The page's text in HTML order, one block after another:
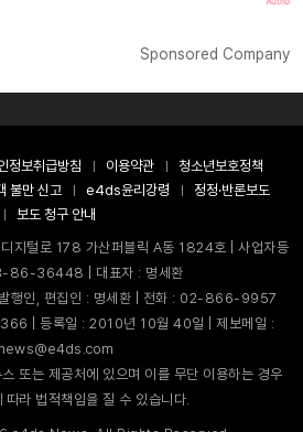
Sponsored Company
정보취급방침 이용약관
청소년보호정책
불만 신고 e4ds윤리강령
정정·반론보도
보도 청구 안내
지털로 178 가산퍼블릭 A동 1824호 | 사업자등
86-36448 | 대표자 : 명세환
발행인, 편집인 : 명세환 | 전화 : 02-866-9957
| 등록일 : 2010년 10월 40일 | 제보메일 :
news@e4ds.com
또는 제공처에 있으며 이를 무단 이용하는 경우
따라 법적책임을 질 수 있습니다.